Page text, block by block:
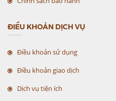
ĐIỀU KHOẢN DỊCH VỤ
Điều khoản sử dụng
Điều khoản giao dịch
Dịch vụ tiện ích